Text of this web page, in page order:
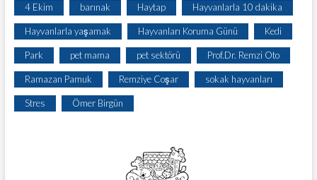
4 Ekim barınak Haytap Hayvanlarla 10 dakika
Hayvanlarla yaşamak Hayvanları Koruma Günü Kedi
Park pet mama pet sektörü Prof.Dr. Remzi Oto
Ramazan Pamuk Remziye Coşar sokak hayvanları
Stres Ömer Birgün